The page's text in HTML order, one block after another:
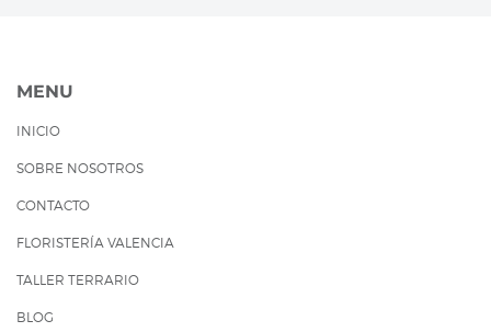
MENU
INICIO
SOBRE NOSOTROS
CONTACTO
FLORISTERÍA VALENCIA
TALLER TERRARIO
BLOG